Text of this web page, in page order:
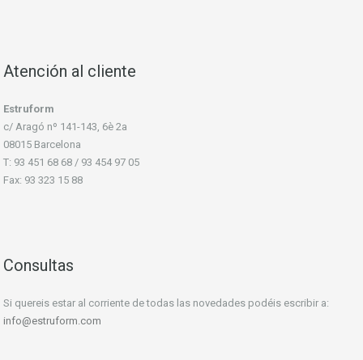
Atención al cliente
Estruform
c/ Aragó nº 141-143, 6è 2a
08015 Barcelona
T: 93 451 68 68 / 93 454 97 05
Fax: 93 323 15 88
Consultas
Si quereis estar al corriente de todas las novedades podéis escribir a:
info@estruform.com